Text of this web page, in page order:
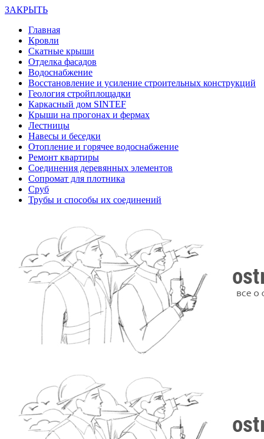
ЗАКРЫТЬ
Главная
Кровли
Скатные крыши
Отделка фасадов
Водоснабжение
Восстановление и усиление строительных конструкций
Геология стройплощадки
Каркасный дом SINTEF
Крыши на прогонах и фермах
Лестницы
Навесы и беседки
Отопление и горячее водоснабжение
Ремонт квартиры
Соединения деревянных элементов
Сопромат для плотника
Сруб
Трубы и способы их соединений